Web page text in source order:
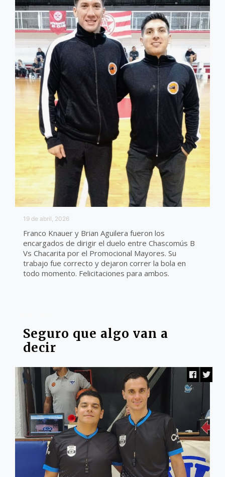
19 de abril, 2026
Franco Knauer y Brian Aguilera fueron los
encargados de dirigir el duelo entre Chascomús B
Vs Chacarita por el Promocional Mayores. Su
trabajo fue correcto y dejaron correr la bola en
todo momento. Felicitaciones para ambos.
Seguro que algo van a
decir